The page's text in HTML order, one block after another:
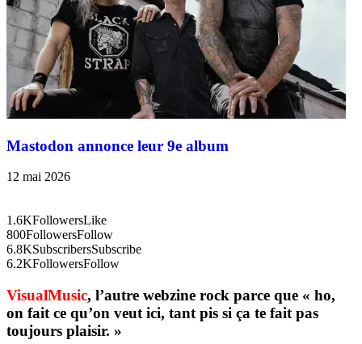
Mastodon annonce leur 9e album
12 mai 2026
1.6KFollowersLike
800FollowersFollow
6.8KSubscribersSubscribe
6.2KFollowersFollow
VisualMusic, l’autre webzine rock parce que « ho,
on fait ce qu’on veut ici, tant pis si ça te fait pas
toujours plaisir. »